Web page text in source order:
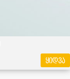
ყიდვა